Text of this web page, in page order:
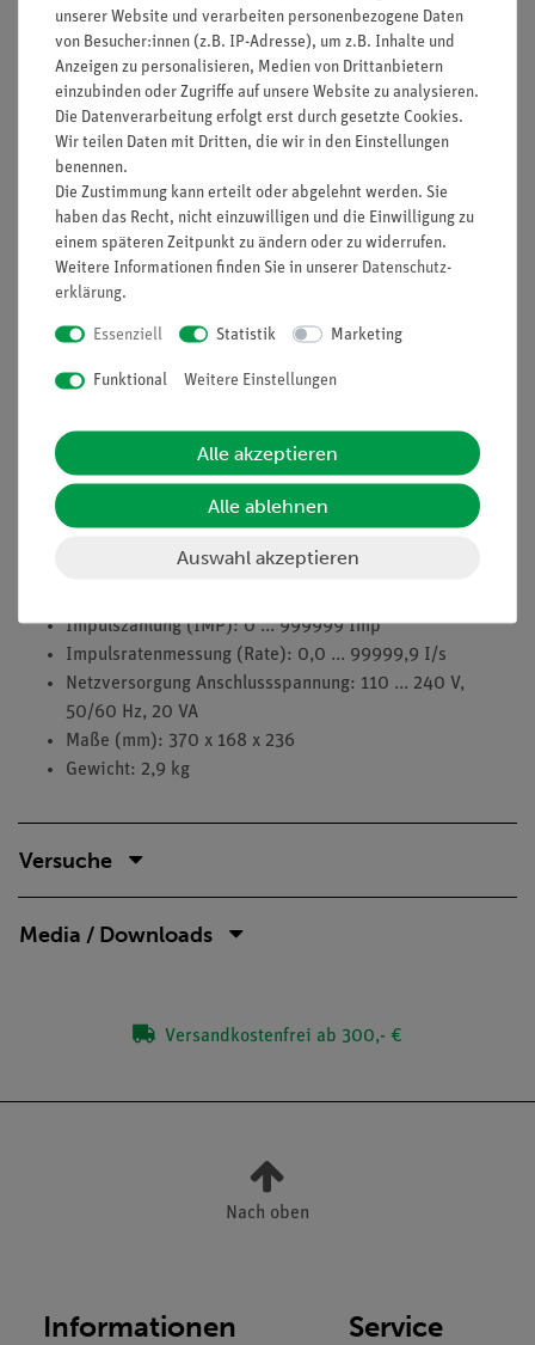
Einheiten LED 3-stellig, 5x7-Punktmatrix
Einheiten ms, s, Hz, kHz, MHz, I/s, RPM, Imp, V , m/s
integrierter abschaltbarer Lautsprecher
Signaleingang:
Signalbandbreite: 0,1 Hz ... 10 MHz
Zählrohreingang Spannung: 150 V ... 660 V
(Werkseinstellung: 500V) manuell einstellbar
Ausgang zur Spannungsversorgung von Lichtschranken:
5 V ges. max 1 A
Stoppuhr (Stopwatch): 0,000 ... 99999,9 s, Auflösung 1
Torsteuerung (TIMER): 0,000ms...3999,99 s, Auflösung
1 µs
Periodendauermessung (Period): 0,000 ms ... 99,9999
s, Auflösung 1 µs
Frequenzmessung (FREQ): 0,00 Hz ... 9,99999 MHz,
Drehzahlmessung (RPM): 6 ... 99999 RPM, Auflösung 1
Impulszählung (IMP): 0 ... 999999 Imp
Impulsratenmessung (Rate): 0,0 ... 99999,9 I/s
Netzversorgung Anschlussspannung: 110 ... 240 V,
50/60 Hz, 20 VA
Maße (mm): 370 x 168 x 236
Gewicht: 2,9 kg
Versuche
Media / Downloads
Versandkostenfrei ab 300,- €
Nach oben
Informationen Service
unserer Website und verarbeiten personenbezogene Daten
von Besucher:innen (z.B. IP-Adresse), um z.B. Inhalte und
Anzeigen zu personalisieren, Medien von Drittanbietern
einzubinden oder Zugriffe auf unsere Website zu analysieren.
Die Datenverarbeitung erfolgt erst durch gesetzte Cookies.
Wir teilen Daten mit Dritten, die wir in den Einstellungen
benennen.
Die Zustimmung kann erteilt oder abgelehnt werden. Sie
haben das Recht, nicht einzuwilligen und die Einwilligung zu
einem späteren Zeitpunkt zu ändern oder zu widerrufen.
Weitere Informationen finden Sie in unserer Daten­schutz­
erklärung.
Essenziell Statistik Marketing
Funktional Weitere Einstellungen
Alle akzeptieren
Alle ablehnen
Auswahl akzeptieren